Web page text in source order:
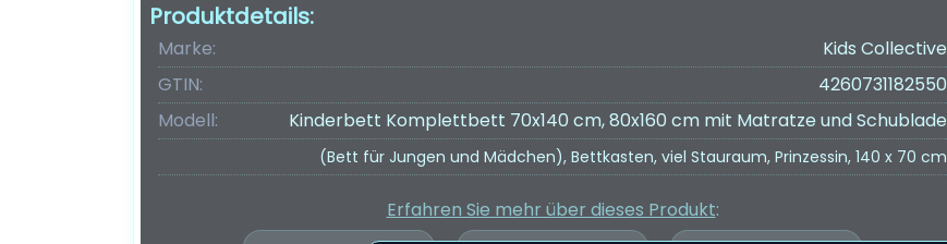
Produktdetails:
Marke:
Kids Collective
GTIN:
4260731182550
Modell:
Kinderbett Komplettbett 70x140 cm, 80x160 cm mit Matratze und Schublade
(Bett für Jungen und Mädchen), Bettkasten, viel Stauraum, Prinzessin, 140 x 70 cm
Erfahren Sie mehr über dieses Produkt: